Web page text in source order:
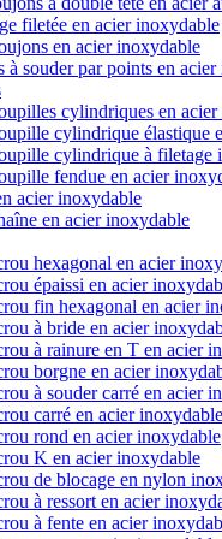
filetée en acier inoxydable
en acier inoxydable
à souder par points en
cylindriques en
cylindrique élastique
cylindrique à filetage
fendue en acier
acier inoxydable
en acier inoxydable
hexagonal en acier
épaissi en acier
fin hexagonal en acier
à bride en acier
à rainure en T en acier
borgne en acier
à souder carré en acier
carré en acier inoxydable
rond en acier inoxydable
K en acier inoxydable
de blocage en nylon
à ressort en acier
à fente en acier